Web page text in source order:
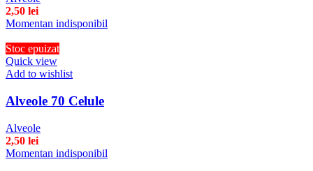
2,50 lei
Momentan indisponibil
Stoc epuizat
Quick view
Add to wishlist
Alveole 70 Celule
Alveole
2,50 lei
Momentan indisponibil